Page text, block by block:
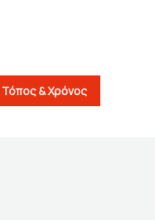
Τόπος & Χρόνος